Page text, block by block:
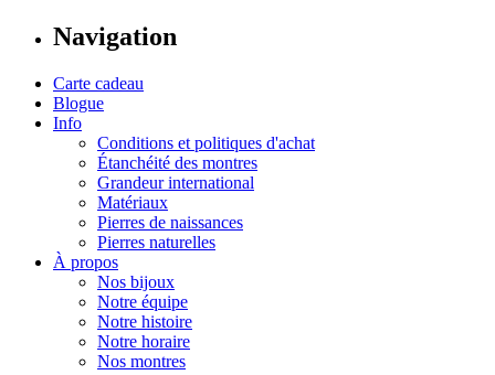
Navigation
Carte cadeau
Blogue
Info
Conditions et politiques d'achat
Étanchéité des montres
Grandeur international
Matériaux
Pierres de naissances
Pierres naturelles
À propos
Nos bijoux
Notre équipe
Notre histoire
Notre horaire
Nos montres